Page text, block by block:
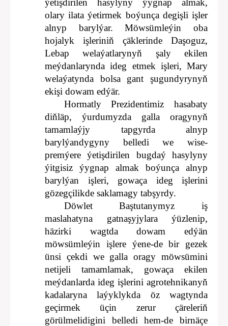
ýetişdirilen hasylyny ýygnap almak,
olary ilata ýetirmek boýunça degişli işler
alnyp barylýar. Möwsümleýin oba
hojalyk işleriniň çäklerinde Daşoguz,
Lebap welaýatlarynyň şaly ekilen
meýdanlarynda ideg etmek işleri, Mary
welaýatynda bolsa gant şugundyrynyň
ekişi dowam edýär.
Hormatly Prezidentimiz hasabaty
diňläp, ýurdumyzda galla oragynyň
tamamlaýjy tapgyrda alnyp
barylýandygyny belledi we wise-
premýere ýetişdirilen bugdaý hasylyny
ýitgisiz ýygnap almak boýunça alnyp
barylýan işleri, gowaça ideg işlerini
gözegçilikde saklamagy tabşyrdy.
Döwlet Baştutanymyz iş
maslahatyna gatnaşyjylara ýüzlenip,
häzirki wagtda dowam edýän
möwsümleýin işlere ýene-de bir gezek
ünsi çekdi we galla oragy möwsümini
netijeli tamamlamak, gowaça ekilen
meýdanlarda ideg işlerini agrotehnikanyň
kadalaryna laýyklykda öz wagtynda
geçirmek üçin zerur çäreleriň
görülmelidigini belledi hem-de birnäçe